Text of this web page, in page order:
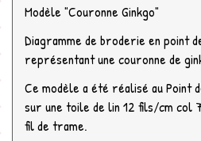
Modèle "Couronne Ginkgo"
Diagramme de broderie en point
représentant une couronne de
Ce modèle a été réalisé au
sur une toile de lin 12 fils/cm col
fil de trame.